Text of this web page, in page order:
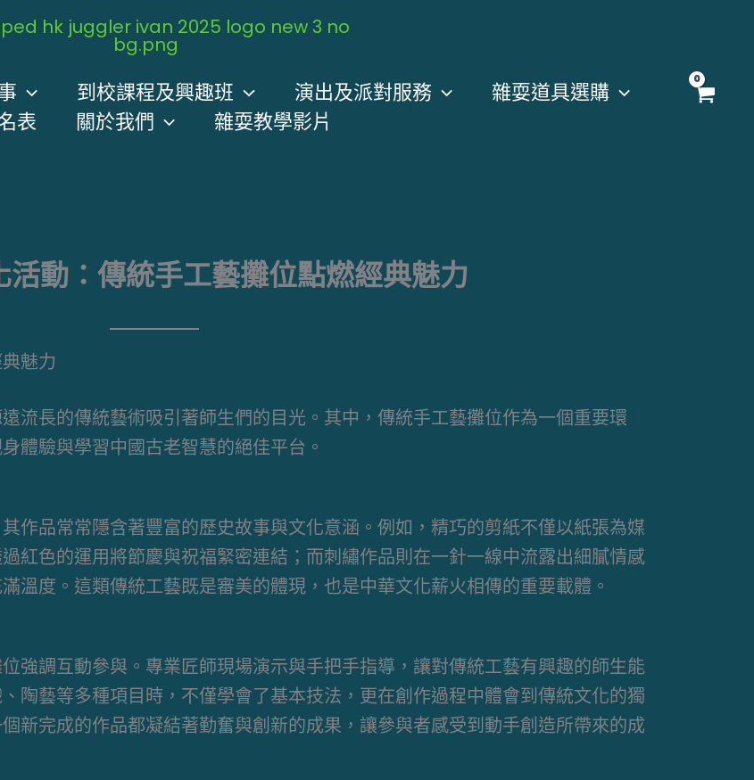
到校課程及興趣班 演出及派對服務
雜耍道具選購
表 關於我們 雜耍教學影片
活動：傳統手工藝攤位點燃經典魅力
魅力
流長的傳統藝術吸引著師生們的目光。其中，傳統手工藝攤位作為一個重要環
體驗與學習中國古老智慧的絕佳平台。
作品常常隱含著豐富的歷史故事與文化意涵。例如，精巧的剪紙不僅以紙張為媒
紅色的運用將節慶與祝福緊密連結；而刺繡作品則在一針一線中流露出細膩情感
溫度。這類傳統工藝既是審美的體現，也是中華文化薪火相傳的重要載體。
強調互動參與。專業匠師現場演示與手把手指導，讓對傳統工藝有興趣的師生能
陶藝等多種項目時，不僅學會了基本技法，更在創作過程中體會到傳統文化的獨
新完成的作品都凝結著勤奮與創新的成果，讓參與者感受到動手創造所帶來的成